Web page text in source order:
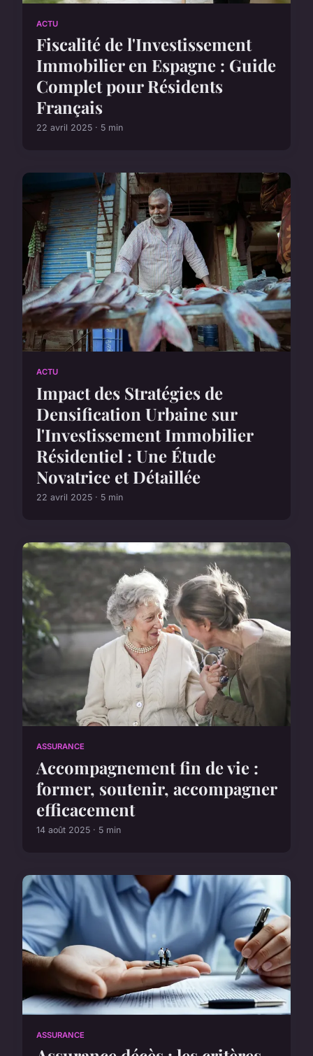
ACTU
Fiscalité de l'Investissement
Immobilier en Espagne : Guide
Complet pour Résidents
Français
22 avril 2025 · 5 min
ACTU
Impact des Stratégies de
Densification Urbaine sur
l'Investissement Immobilier
Résidentiel : Une Étude
Novatrice et Détaillée
22 avril 2025 · 5 min
ASSURANCE
Accompagnement fin de vie :
former, soutenir, accompagner
efficacement
14 août 2025 · 5 min
ASSURANCE